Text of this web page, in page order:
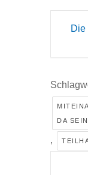
Die
DA SEIN
,